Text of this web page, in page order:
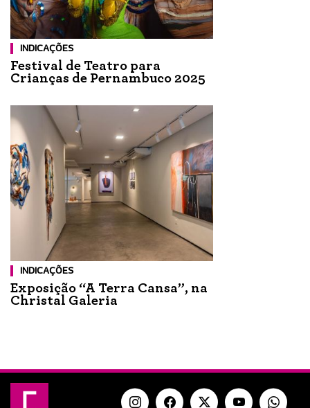
INDICAÇÕES
Festival de Teatro para
Crianças de Pernambuco 2025
INDICAÇÕES
Exposição “A Terra Cansa”, na
Christal Galeria